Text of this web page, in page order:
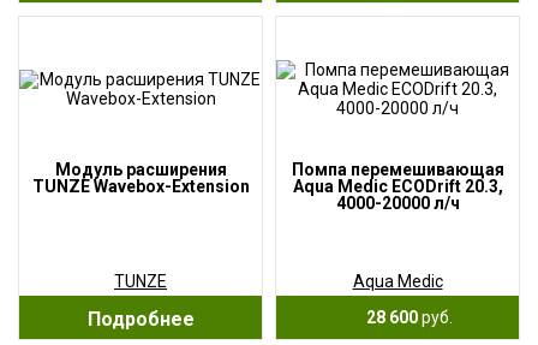
Модуль расширения
TUNZE Wavebox-Extension
TUNZE
Подробнее
Помпа перемешивающая
Aqua Medic ECODrift 20.3,
4000-20000 л/ч
Aqua Medic
28 600руб.